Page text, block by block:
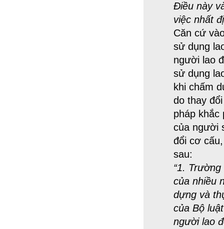
Điều này
việc nhất
Căn cứ
sử dụng
người lao
sử dụng
khi chấm
do thay
pháp khắc
của người
đổi cơ
sau:
“1.
của nhiều
dựng và
của Bộ
người lao